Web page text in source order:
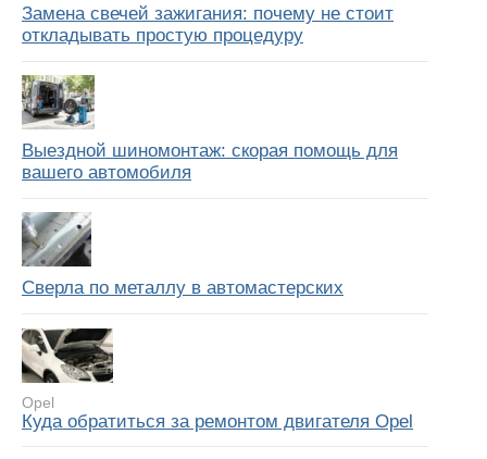
Замена свечей зажигания: почему не стоит
откладывать простую процедуру
Выездной шиномонтаж: скорая помощь для
вашего автомобиля
Сверла по металлу в автомастерских
Opel
Куда обратиться за ремонтом двигателя Opel